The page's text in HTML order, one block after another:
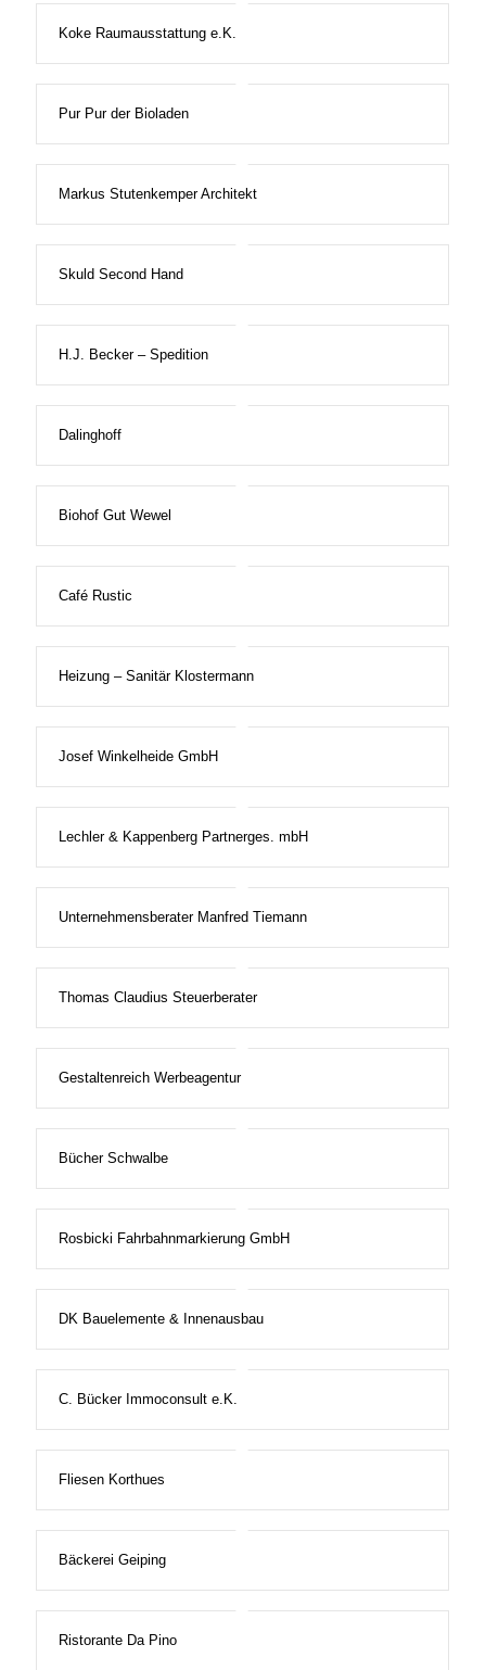
Koke Raumausstattung e.K.
Pur Pur der Bioladen
Markus Stutenkemper Architekt
Skuld Second Hand
H.J. Becker – Spedition
Dalinghoff
Biohof Gut Wewel
Café Rustic
Heizung – Sanitär Klostermann
Josef Winkelheide GmbH
Lechler & Kappenberg Partnerges. mbH
Unternehmensberater Manfred Tiemann
Thomas Claudius Steuerberater
Gestaltenreich Werbeagentur
Bücher Schwalbe
Rosbicki Fahrbahnmarkierung GmbH
DK Bauelemente & Innenausbau
C. Bücker Immoconsult e.K.
Fliesen Korthues
Bäckerei Geiping
Ristorante Da Pino